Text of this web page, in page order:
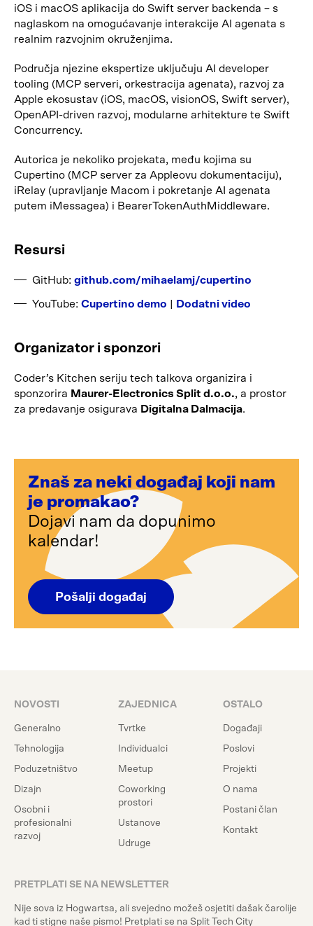
iOS i macOS aplikacija do Swift server backenda – s
naglaskom na omogućavanje interakcije AI agenata s
realnim razvojnim okruženjima.
Područja njezine ekspertize uključuju AI developer
tooling (MCP serveri, orkestracija agenata), razvoj za
Apple ekosustav (iOS, macOS, visionOS, Swift server),
OpenAPI-driven razvoj, modularne arhitekture te Swift
Concurrency.
Autorica je nekoliko projekata, među kojima su
Cupertino (MCP server za Appleovu dokumentaciju),
iRelay (upravljanje Macom i pokretanje AI agenata
putem iMessagea) i BearerTokenAuthMiddleware.
Resursi
GitHub: github.com/mihaelamj/cupertino
YouTube: Cupertino demo Dodatni video
Organizator i sponzori
Coder’s Kitchen seriju tech talkova organizira i
sponzorira Maurer-Electronics Split d.o.o., a prostor
za predavanje osigurava Digitalna Dalmacija.
Znaš za neki događaj koji nam
je promakao?
Dojavi nam da dopunimo
kalendar!
Pošalji događaj
NOVOSTI
Generalno
Tehnologija
Poduzetništvo
Dizajn
Osobni i
profesionalni
razvoj
ZAJEDNICA
Tvrtke
Individualci
Meetup
Coworking
prostori
Ustanove
Udruge
OSTALO
Događaji
Poslovi
Projekti
O nama
Postani član
Kontakt
PRETPLATI SE NA NEWSLETTER
Nije sova iz Hogwartsa, ali svejedno možeš osjetiti dašak čarolije
kad ti stigne naše pismo! Pretplati se na Split Tech City